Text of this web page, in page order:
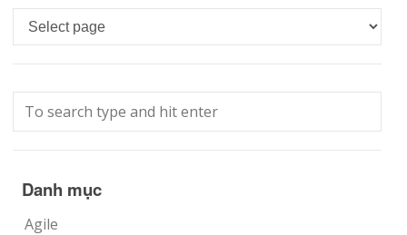
Languages
Danh mục
Agile